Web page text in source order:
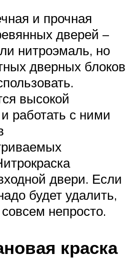
и прочная
дверей –
нитроэмаль, но
дверных блоков
высокой
работать с ними
двери. Если
будет удалить,
непросто.
краска